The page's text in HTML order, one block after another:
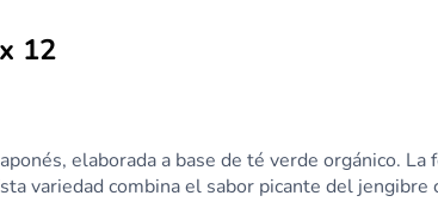
12
elaborada a base de té verde orgánico. La
variedad combina el sabor picante del jengibre